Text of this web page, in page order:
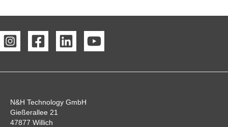
N&H Technology GmbH
Gießerallee 21
47877 Willich